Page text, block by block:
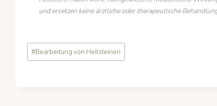
und ersetzen keine ärztliche oder therapeutische
Schlagworte:
#Bearbeitung von Heilsteinen